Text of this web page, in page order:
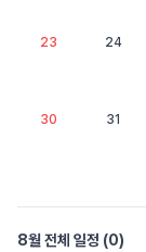
23 24
30 31
8월 전체 일정 (0)